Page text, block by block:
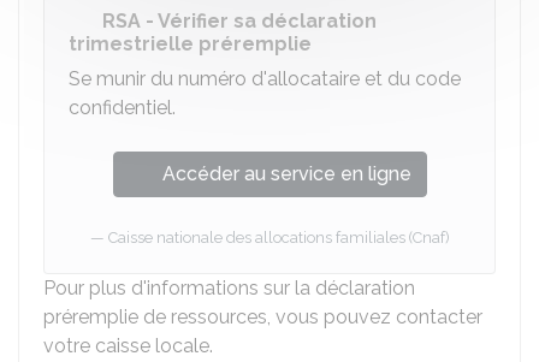
RSA - Vérifier sa déclaration
trimestrielle préremplie
Se munir du numéro d'allocataire et du code
confidentiel.
Accéder au service en ligne
Caisse nationale des allocations familiales (Cnaf)
Pour plus d'informations sur la déclaration
préremplie de ressources, vous pouvez contacter
votre caisse locale.